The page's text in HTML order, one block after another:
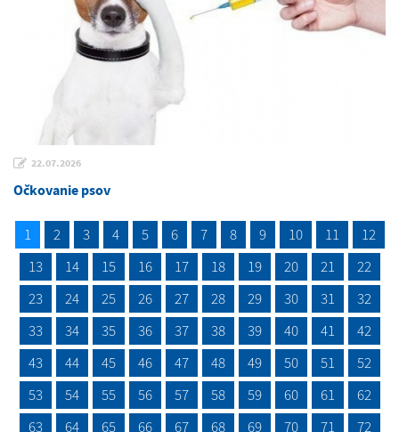
22.07.2026
Očkovanie psov
1 2 3 4 5 6 7 8 9 10 11
12
13
14 15 16 17 18 19 20 21
22
23
24 25 26 27 28 29 30 31
32
33
34 35 36 37 38 39 40 41
42
43
44 45 46 47 48 49 50 51
52
53
54 55 56 57 58 59 60 61
62
63
64 65 66 67 68 69 70 71 72